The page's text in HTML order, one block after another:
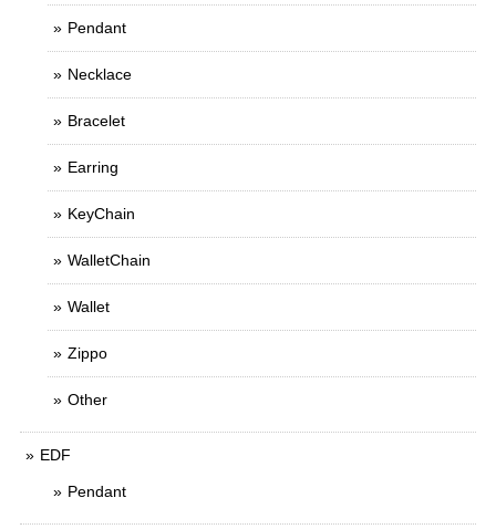
Pendant
Necklace
Bracelet
Earring
KeyChain
WalletChain
Wallet
Zippo
Other
EDF
Pendant